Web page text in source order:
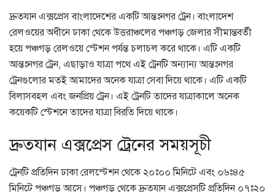
দ্রুতযান এক্সপ্রেস বাংলাদেশের একটি আন্তঃনগর ট্রেন। বাংলাদেশ
রেলওয়ের অধীনে ঢাকা থেকে উত্তরাঞ্চলের পঞ্চগড় জেলার সীমান্তবর্তী
হয়ে পঞ্চগড় রেলওয়ে স্টেশন পর্যন্ত চলাচল করে থাকে। এটি একটি
আন্তঃনগর ট্রেন, এছাড়াও যাত্রা পথে এই ট্রেনটি অন্যান্য আন্তঃনগর
ট্রেনগুলোর মতই আমাদের অনেক যাত্রা সেবা দিয়ে থাকে। এটি একটি
বিলাসবহল এবং জনপ্রিয় ট্রেন। এই ট্রেনটি তাদের যাত্রাকালে অনেক
কয়েকটি স্টেশনে তাদের যাত্রা বিরতি দিয়ে থাকে।
দ্রুতযান এক্সপ্রেস ট্রেনের সময়সূচী
ট্রেনটি প্রতিদিন ঢাকা রেলস্টেশন থেকে ২০ঃ০০ মিনিটে এবং ০৬ঃ৪৫
মিনিটে পঞ্চগড় আসে। পঞ্চগড় থেকে দ্রুতযান এক্সপ্রেসটি প্রতিদিন ০৭ঃ২০